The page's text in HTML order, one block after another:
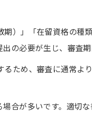
）」「在留資格の種
の必要が生じ、審査期
ため、審査に通常よ
合が多いです。適切な